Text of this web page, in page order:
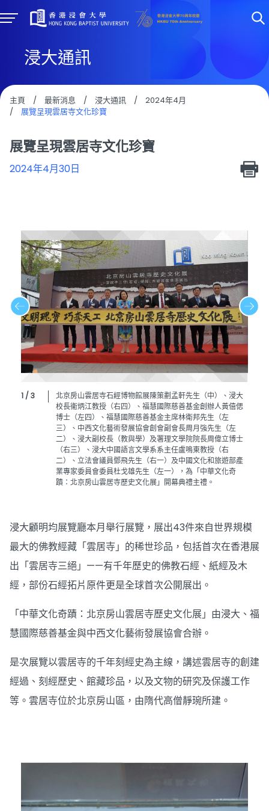
浸大通訊
主頁 / 最新消息 / 浸大通訊 /
2024年4月
/
展覽呈現雲居寺文化珍寶
展覽呈現雲居寺文化珍寶
2024年4月30日
1 / 3
北京房山雲居寺石經博物館展陳策劃孟軒先生（中）、浸大
校長衞炳江教授（右四）、福慧國際慈善基金創辦人黃僖偲
博士（左四）、福慧國際慈善基金主席林衛邦先生（左
三）、中西文化藝術發展協會創會副會長周月強先生（左
二）、浸大副校長（教與學）及署理文學院院長周偉立博士
（右三）、浸大中國語言文學系系主任盧鳴東教授（右
二）、立法會議員鄧飛先生（右一）及中國文化和旅遊部產
業專家委員會委員杜戈雄先生（左一），為「中華文化奇
蹟：北京房山雲居寺歷史文化展」開幕典禮主禮。
浸大顧明均展覽廳本月舉行展覽，展出43件來自世界規模
最大的佛教經藏「雲居寺」的稀世珍品，包括首次在香港展
出「雲居寺三絕」——有千年歷史的佛教石經、紙經及木
經，部份石經拓片原件更是全球首次公開展出。
「中華文化奇蹟：北京房山雲居寺歷史文化展」由浸大、福
慧國際慈善基金與中西文化藝術發展協會合辦。
是次展覽以雲居寺的千年刻經史為主線，講述雲居寺的創建
經過、刻經歷史、館藏珍品，以及文物的研究及保護工作
等。雲居寺位於北京房山區，由隋代高僧靜琬所建。